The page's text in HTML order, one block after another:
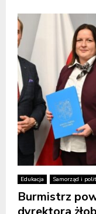
Edukacja Samorząd i
Burmistrz